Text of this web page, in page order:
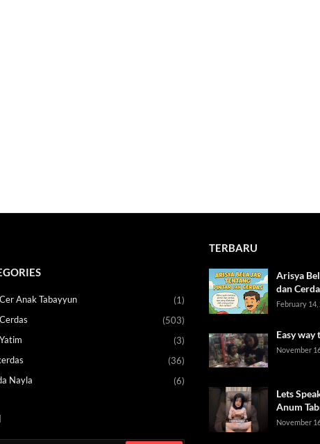
Anak Tabayyun
(1)
(503)
(3)
(36)
Nayla
(6)
TERBARU
Arisya
dan
February 14,
Easy way
November
Lets
Anum
November